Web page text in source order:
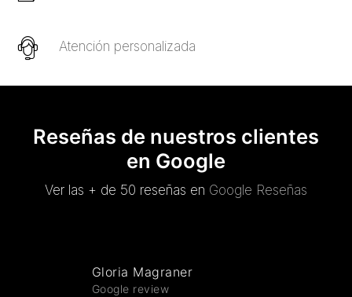
Atención personalizada
Reseñas de nuestros clientes
en Google
Ver las + de 50 reseñas en Google Reseñas
Gloria Magraner
Google review